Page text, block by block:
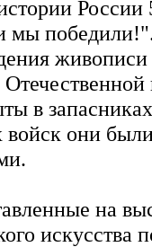
России
мы
в
они
на